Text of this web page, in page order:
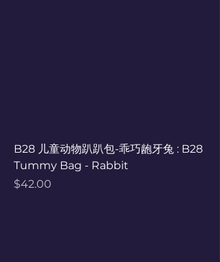
B28 儿童动物趴趴包-乖巧龅牙兔 : B28
Tummy Bag - Rabbit
Price
$42.00